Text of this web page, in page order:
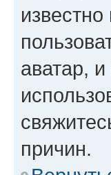
аватар,
причин.